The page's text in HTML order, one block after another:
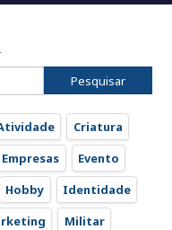
Criatura
Empresas
Evento
Hobby
Identidade
Militar